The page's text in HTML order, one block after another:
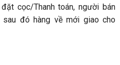
cọc/Thanh toán, người bán
sau đó hàng về mới giao cho